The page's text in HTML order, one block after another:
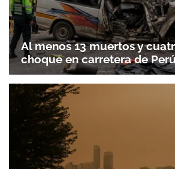
Al menos 13 muertos y
choque en carretera de